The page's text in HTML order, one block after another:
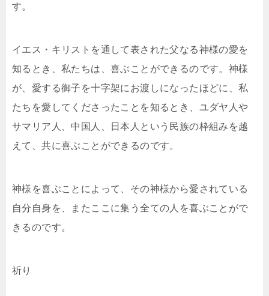
す。
イエス・キリストを通して表された父なる神様の愛を
知るとき、私たちは、喜ぶことができるのです。神様
が、愛する御子を十字架にお渡しになったほどに、私
たちを愛してくださったことを知るとき、ユダヤ人や
サマリア人、中国人、日本人という民族の枠組みを越
えて、共に喜ぶことができるのです。
神様を喜ぶことによって、その神様から愛されている
自分自身を、またここに集う全ての人を喜ぶことがで
きるのです。
祈り